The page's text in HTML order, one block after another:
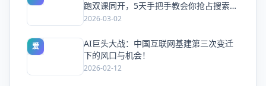
跑双课同开，5天手把手教会你抢占搜索流
量
2026-03-02
爱
AI巨头大战：中国互联网基建第三次变迁
下的风口与机会！
2026-02-12